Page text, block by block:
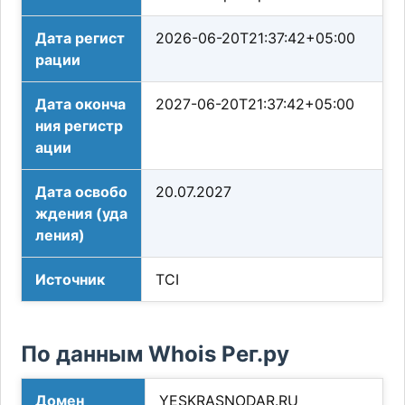
Дата регист
рации
2026-06-20T21:37:42+05:00
Дата оконча
ния регистр
ации
2027-06-20T21:37:42+05:00
Дата освобо
ждения (уда
ления)
20.07.2027
Источник TCI
По данным Whois Рег.ру
Домен YESKRASNODAR.RU